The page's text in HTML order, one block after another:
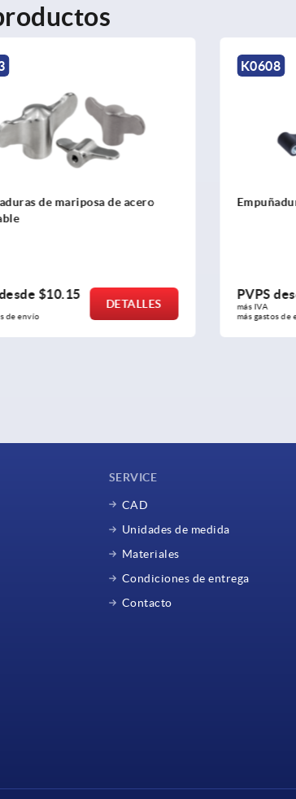
de mariposa de acero
$10.15
de envío
DETALLES
K0608
PVPS
más IVA
más gastos de
SERVICE
CAD
Unidades de medida
Materiales
Condiciones de entrega
Contacto